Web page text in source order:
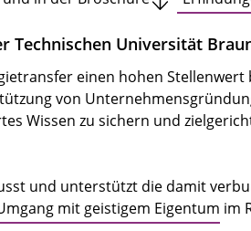
Technischen Universität
einen hohen Stellenwert
von
Wissen zu sichern und
und unterstützt die damit
mit geistigem Eigentum im